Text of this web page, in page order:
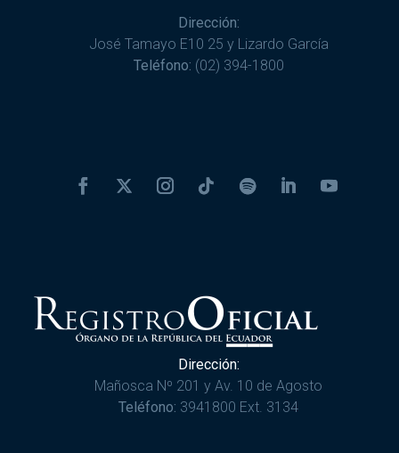
Dirección:
José Tamayo E10 25 y Lizardo García
Teléfono: (02) 394-1800
Dirección:
Mañosca Nº 201 y Av. 10 de Agosto
Teléfono: 3941800 Ext. 3134